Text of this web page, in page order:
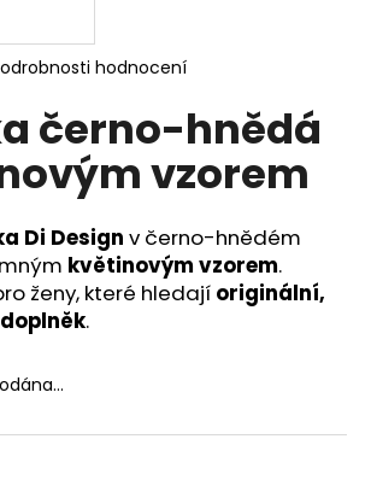
hodnocení
černo-hnědá
vzorem
Di Design v černo-hnědém
květinovým vzorem.
ženy, které hledají originální,
.
HLEDAT